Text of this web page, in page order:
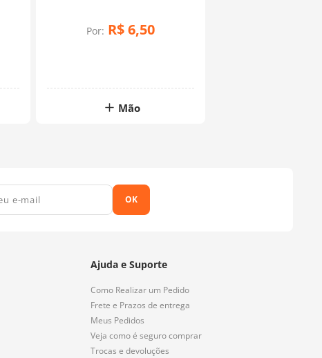
Por: R$6,50
Mão
OK
Ajuda e Suporte
Como Realizar um Pedido
Frete e Prazos de entrega
Meus Pedidos
Veja como é seguro comprar
Trocas e devoluções